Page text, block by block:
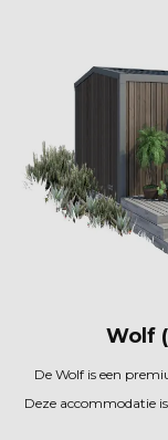
Wolf
De Wolf is een
Deze accommodatie